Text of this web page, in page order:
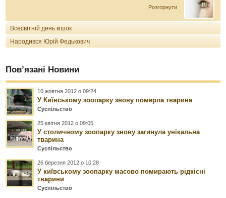
Розгорнути
Всесвітній день кішок
Народився Юрій Федькович
Пов’язані Новини
10 жовтня 2012 о 09:24
У Київському зоопарку знову померла тварина
Суспільство
25 квітня 2012 о 09:05
У столичному зоопарку знову загинула унікальна
тварина
Суспільство
26 березня 2012 о 10:28
У київському зоопарку масово помирають рідкісні
тварини
Суспільство